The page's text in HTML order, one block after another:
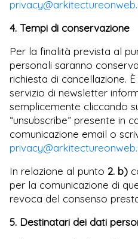
4. Tempi di conservazione
Per la finalità prevista al
personali saranno
richiesta di cancellazione.
servizio di newsletter
semplicemente cliccando
“unsubscribe” presente in
comunicazione email o
In relazione al punto 2. b)
per la comunicazione di
revoca del consenso
5. Destinatari dei dati